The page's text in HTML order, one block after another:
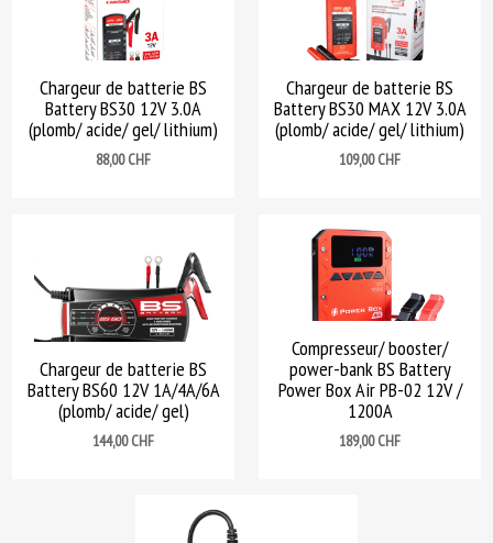
Chargeur de batterie BS
Battery BS30 12V 3.0A
(plomb/ acide/ gel/ lithium)
Prix
88,00 CHF
Chargeur de batterie BS
Battery BS30 MAX 12V 3.0A
(plomb/ acide/ gel/ lithium)
Prix
109,00 CHF
Chargeur de batterie BS
Battery BS60 12V 1A/4A/6A
(plomb/ acide/ gel)
Prix
144,00 CHF
Compresseur/ booster/
power-bank BS Battery
Power Box Air PB-02 12V /
1200A
Prix
189,00 CHF